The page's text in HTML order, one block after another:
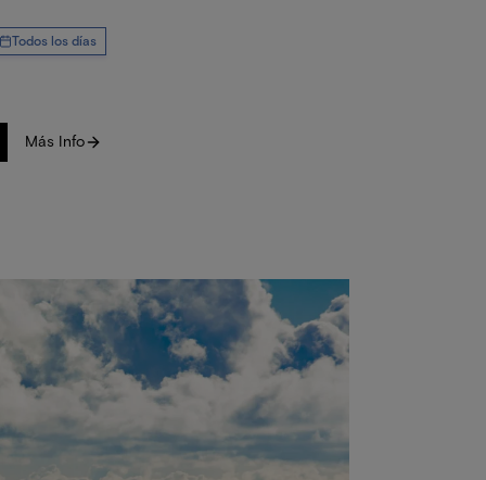
Todos los días
Más Info